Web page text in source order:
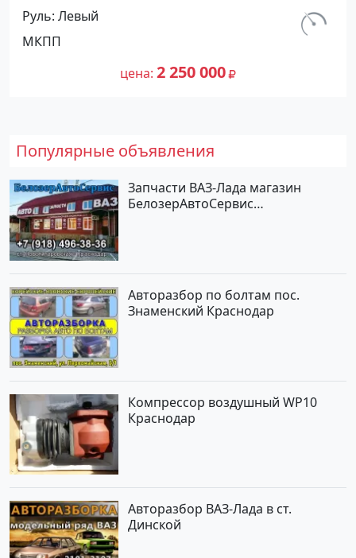
(1400/88 л.с.) Бензин инжектор
Рисовый цвет Синий Хетчбэк по
цене 2250000 рублей, объявление
№27444 на сайте Авторынок23
км.
Руль Левый
МКПП
цена 2 250 000
Популярные объявления
Запчасти ВАЗ-Лада магазин
БелозерАвтоСервис
Авторазбор по болтам пос.
Знаменский Краснодар
Компрессор воздушный WP10
Краснодар
Авторазбор ВАЗ-Лада в ст.
Динской